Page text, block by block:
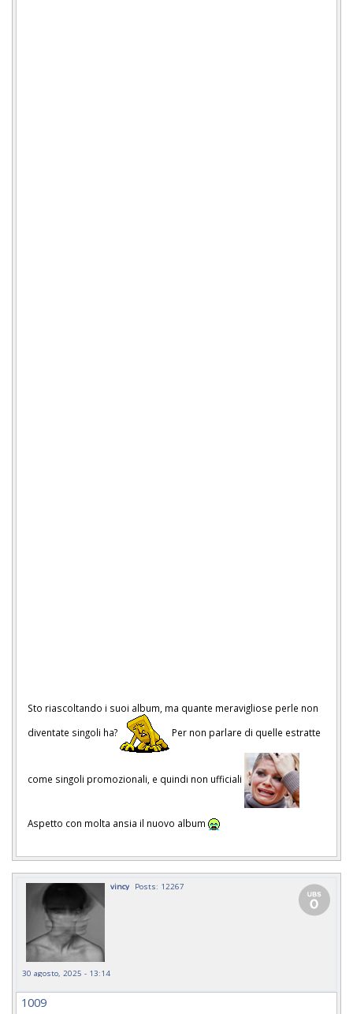
Sto riascoltando i suoi album, ma quante meravigliose perle non
diventate singoli ha?
Per non parlare di quelle estratte
come singoli promozionali, e quindi non ufficiali
Aspetto con molta ansia il nuovo album
vincy Posts: 12267
30 agosto, 2025 - 13:14
1009